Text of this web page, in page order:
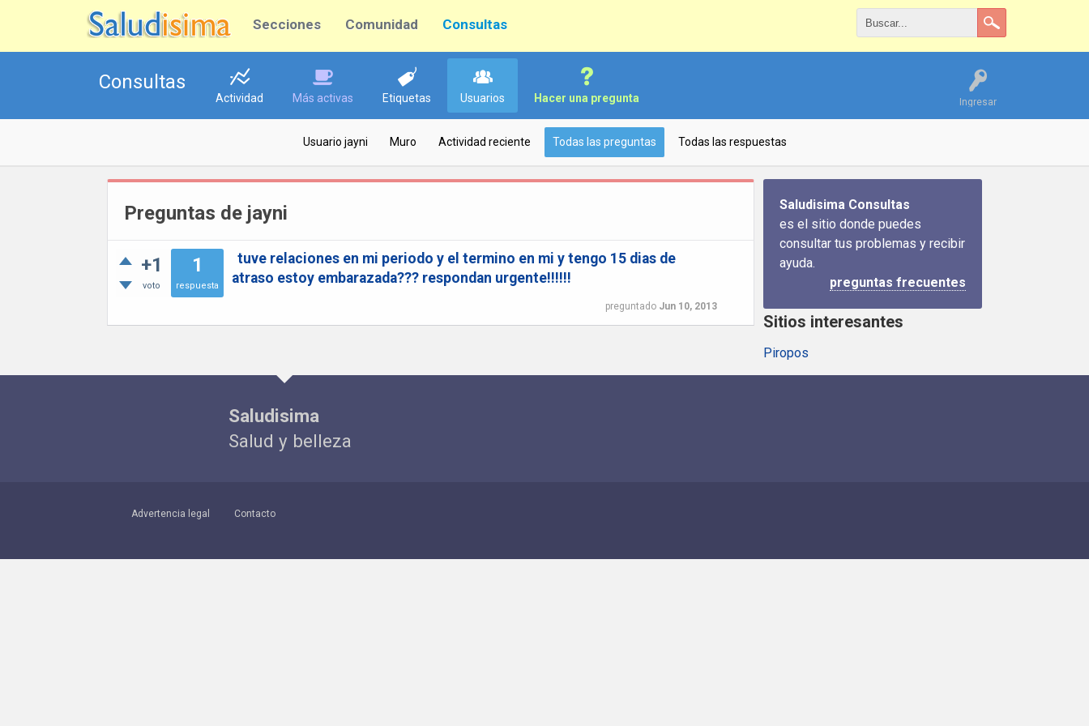
Secciones Comunidad Consultas
Ingresar
Consultas
Actividad Más activas Etiquetas Usuarios Hacer una pregunta
Usuario jayni Muro Actividad reciente Todas las preguntas Todas las respuestas
Preguntas de jayni
+1
voto
1
respuesta
tuve relaciones en mi periodo y el termino en mi y tengo 15 dias de
atraso estoy embarazada??? respondan urgente!!!!!!
preguntado Jun 10, 2013
Saludisima Consultas
es el sitio donde puedes
consultar tus problemas y recibir
ayuda.
preguntas frecuentes
Sitios interesantes
Piropos
Saludisima
Salud y belleza
Advertencia legal Contacto